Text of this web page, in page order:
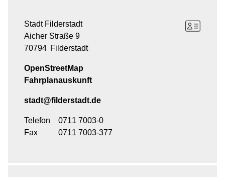
Stadt Filderstadt
Aicher Straße 9
70794 Filderstadt
OpenStreetMap
Fahrplanauskunft
stadt@filderstadt.de
Telefon
0711 7003-0
Fax
0711 7003-377